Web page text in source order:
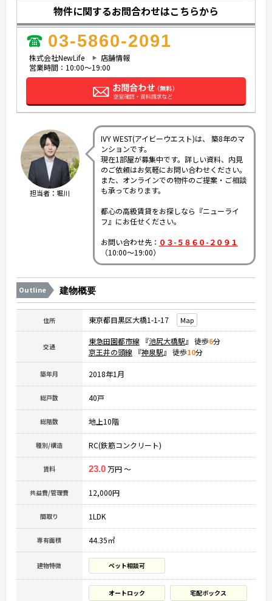
物件に関するお問合わせはこちらから
03-5860-2091
株式会社NewLife
店舗情報
営業時間：10:00～19:00
担当者：堀川
IVY WEST(アイビーウエスト)は、 築8年のマ
ンションです。
現在1部屋が募集中です。詳しい資料、内見
のご依頼はお気軽にお問い合わせください。
また、オンラインでの物件のご提案・ご相談
も承っております。
都心の高級賃貸をお探しなら『ニューライ
フ』にお任せください。
お問い合わせ先： ０３-５８６０-２０９１
（10:00～19:00）
Outline 建物概要
住所 東京都目黒区大橋1-1-17 Map
交通
東急田園都市線 『池尻大橋駅』 徒歩6分
京王井の頭線 『神泉駅』 徒歩10分
築年月 2018年1月
総戸数 40戸
総階数 地上10階
種別/構造 RC(鉄筋コンクリート)
賃料 23.0万円 ～
共益費/管理費 12,000円
間取り 1LDK
専有面積 44.35㎡
建物特徴 ペット相談可
オートロック 宅配ボックス